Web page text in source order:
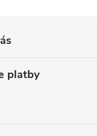
platby